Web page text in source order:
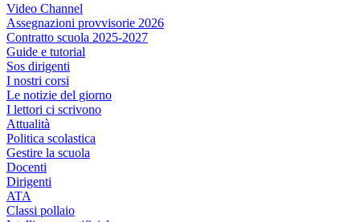
Video Channel
Assegnazioni provvisorie 2026
Contratto scuola 2025-2027
Guide e tutorial
Sos dirigenti
I nostri corsi
Le notizie del giorno
I lettori ci scrivono
Attualità
Politica scolastica
Gestire la scuola
Docenti
Dirigenti
ATA
Classi pollaio